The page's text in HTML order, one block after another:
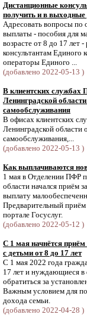
Дистанционные
получить и в выходные
Адресовать вопросы
выплаты - пособия для
возрасте от 8 до 17 лет
консультантам Единого
операторы Единого ...
(добавлено 2022-05-13 )
В клиентских службах
Ленинградской
самообслуживания
В офисах клиентских
Ленинградской
самообслуживания,...
(добавлено 2022-05-13 )
Как выплачиваются
1 мая в Отделении ПФР
области начался приём
выплату
Предварительный приём
портале Госуслуг.
(добавлено 2022-05-12 )
С 1 мая начнётся
с детьми от 8 до 17 лет
С 1 мая 2022 года
17 лет и нуждающиеся в
обратиться за
Важным условием для
дохода семьи.
(добавлено 2022-04-28 )